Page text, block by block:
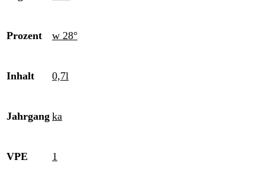
Prozent w 28°
Inhalt 0,7l
Jahrgang ka
VPE 1